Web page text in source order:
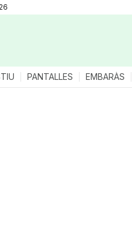
PANTALLES EMBARÀS